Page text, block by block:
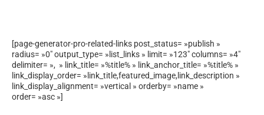
[page-generator-pro-related-links post_status= »publish »
radius= »0″ output_type= »list_links » limit= »123″ columns= »4″
delimiter= », » link_title= »%title% » link_anchor_title= »%title% »
link_display_order= »link_title,featured_image,link_description »
link_display_alignment= »vertical » orderby= »name »
order= »asc »]